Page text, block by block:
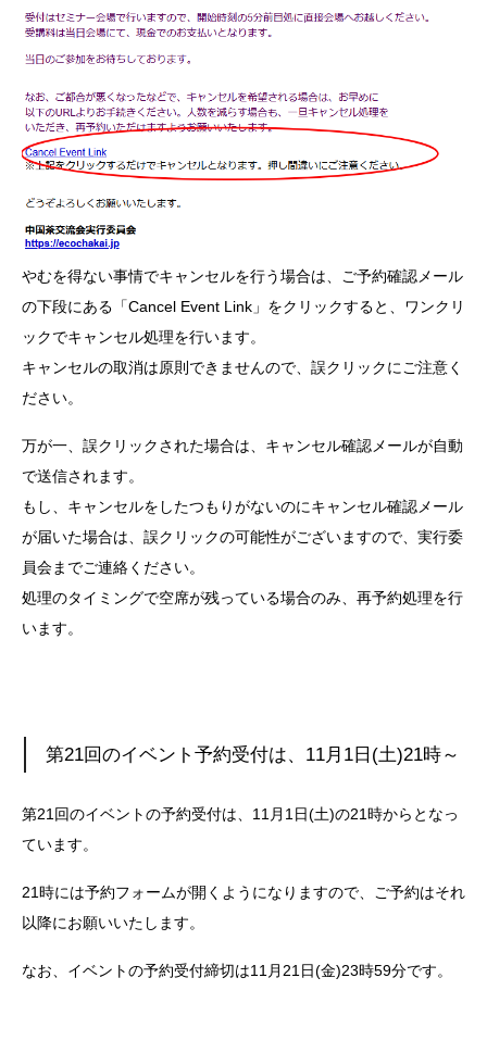
やむを得ない事情でキャンセルを行う場合は、ご予約確認メール
の下段にある「Cancel Event Link」をクリックすると、ワンクリ
ックでキャンセル処理を行います。
キャンセルの取消は原則できませんので、誤クリックにご注意く
ださい。
万が一、誤クリックされた場合は、キャンセル確認メールが自動
で送信されます。
もし、キャンセルをしたつもりがないのにキャンセル確認メール
が届いた場合は、誤クリックの可能性がございますので、実行委
員会までご連絡ください。
処理のタイミングで空席が残っている場合のみ、再予約処理を行
います。
第21回のイベント予約受付は、11月1日(土)21時～
第21回のイベントの予約受付は、11月1日(土)の21時からとなっ
ています。
21時には予約フォームが開くようになりますので、ご予約はそれ
以降にお願いいたします。
なお、イベントの予約受付締切は11月21日(金)23時59分です。